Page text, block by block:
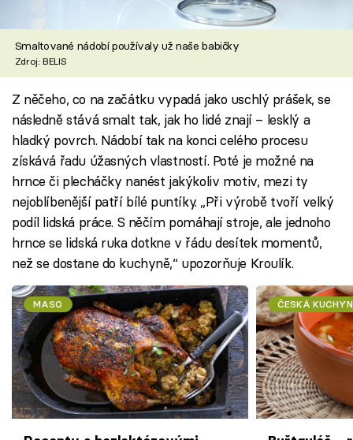
Smaltované nádobí používaly už naše babičky
Zdroj: BELIS
Z něčeho, co na začátku vypadá jako uschlý prášek, se
následně stává smalt tak, jak ho lidé znají – lesklý a
hladký povrch. Nádobí tak na konci celého procesu
získává řadu úžasných vlastností. Poté je možné na
hrnce či plecháčky nanést jakýkoliv motiv, mezi ty
nejoblíbenější patří bílé puntíky. „Při výrobě tvoří velký
podíl lidská práce. S něčím pomáhají stroje, ale jednoho
hrnce se lidská ruka dotkne v řádu desítek momentů,
než se dostane do kuchyně,“ upozorňuje Kroulík.
MASO ČESKÁ